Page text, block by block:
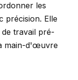
les
précision. Elle
travail pré-
main-d'œuvre